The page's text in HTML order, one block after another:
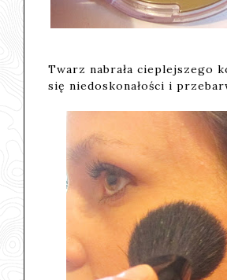
Twarz nabrała cieplejszego
się niedoskonałości i